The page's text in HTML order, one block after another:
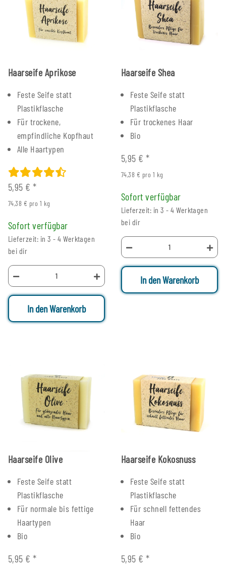
Haarseife Aprikose
Feste Seife statt
Plastikflasche
Für trockene,
empfindliche Kopfhaut
Alle Haartypen
5,95 €*
74,38 € pro 1 kg
Sofort verfügbar
Lieferzeit: in 3 - 4 Werktagen
bei dir
In den Warenkorb
Haarseife Shea
Feste Seife statt
Plastikflasche
Für trockenes Haar
Bio
5,95 €*
74,38 € pro 1 kg
Sofort verfügbar
Lieferzeit: in 3 - 4 Werktagen
bei dir
In den Warenkorb
Haarseife Olive
Feste Seife statt
Plastikflasche
Für normale bis fettige
Haartypen
Bio
5,95 €*
Haarseife Kokosnuss
Feste Seife statt
Plastikflasche
Für schnell fettendes
Haar
Bio
5,95 €*